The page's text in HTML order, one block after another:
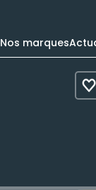
Nos marques